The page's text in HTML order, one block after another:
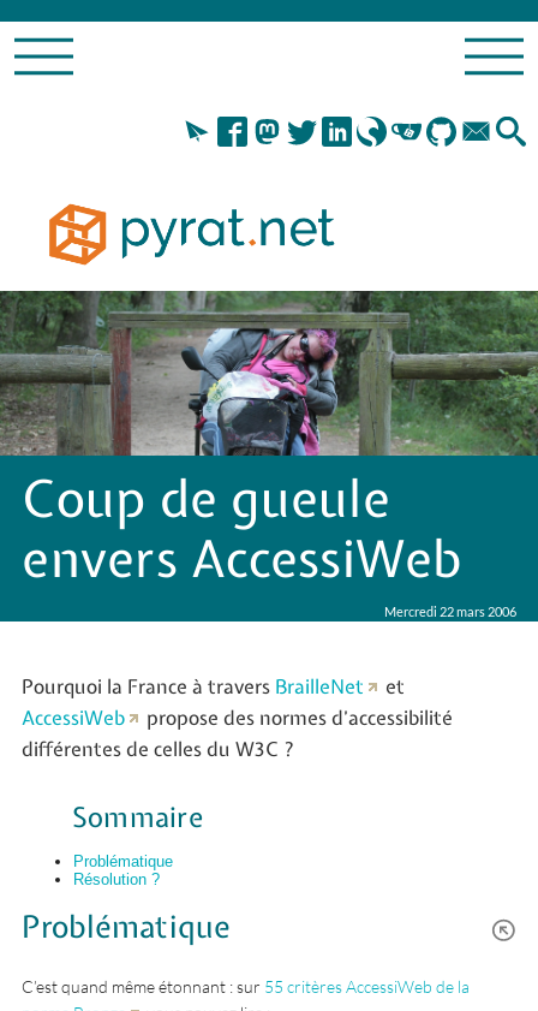
Coup de gueule
envers AccessiWeb
Mercredi 22 mars 2006
Pourquoi la France à travers BrailleNet
et
AccessiWeb
propose des normes d’accessibilité
différentes de celles du W3C ?
Sommaire
Problématique
Résolution ?
Problématique
C’est quand même étonnant : sur 55 critères AccessiWeb de la